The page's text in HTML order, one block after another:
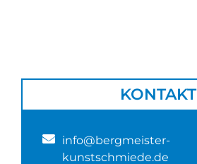
KONTAKT
info@bergmeister-
kunstschmiede.de